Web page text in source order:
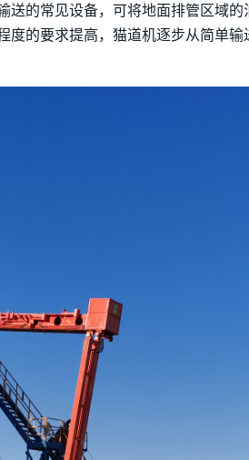
送的常见设备，可将地面排管区域
度的要求提高，猫道机逐步从简单